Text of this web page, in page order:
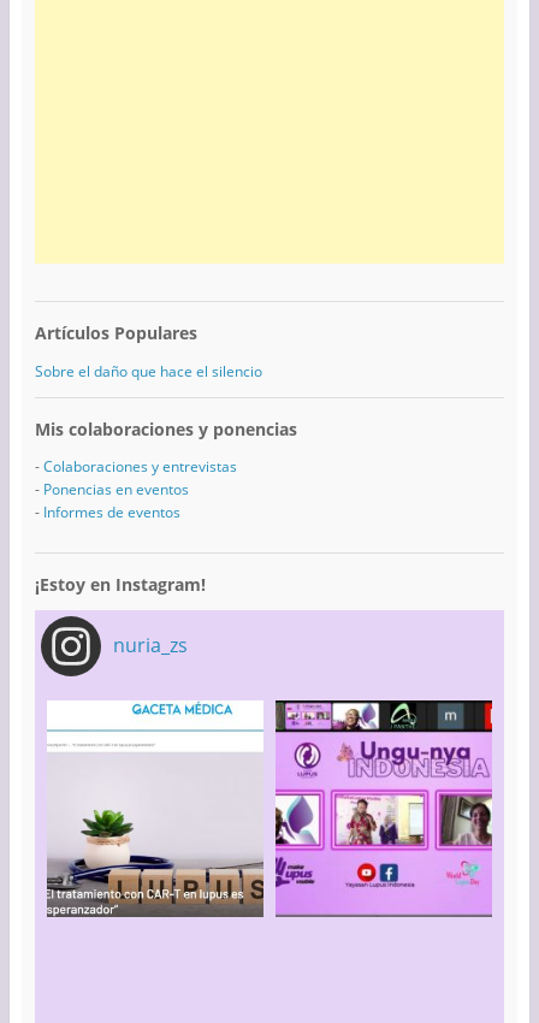
Artículos Populares
Sobre el daño que hace el silencio
Mis colaboraciones y ponencias
-Colaboraciones y entrevistas
- Ponencias en eventos
- Informes de eventos
¡Estoy en Instagram!
nuria_zs